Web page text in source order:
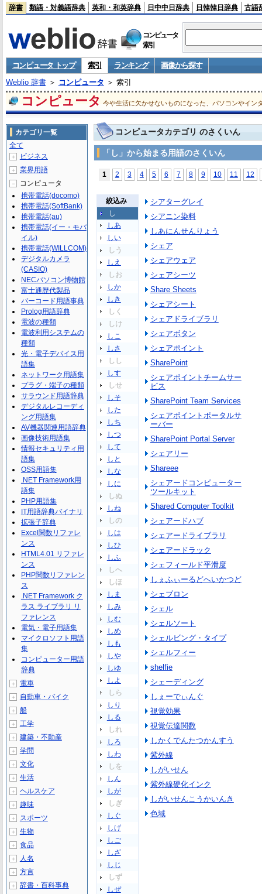
辞書 類語・対義語辞典 英和・和英辞典 日中中日辞典 日韓韓日辞典 古語
コンピュータ
索引
コンピュータ トップ 索引 ランキング
画像から探す
Weblio 辞書＞ コンピュータ ＞ 索引
コンピュータ 今や生活に欠かせないものになった、パソコンやイン
コンピュータカテゴリ のさくいん
「し」から始まる用語のさくいん
1 2 3 4 5 6 7 8 9 10 11 12
絞込み
し
しあ
しい
しう
しえ
しお
しか
しき
しく
しけ
しこ
しさ
しし
しす
しせ
しそ
した
しち
しつ
して
しと
しな
しに
しぬ
しね
しの
しは
しひ
しふ
しへ
しほ
しま
しみ
しむ
しめ
しも
しや
しゆ
しよ
しら
しり
しる
しれ
しろ
しわ
しを
しん
しが
しぎ
しぐ
しげ
しご
しざ
しじ
しず
しぜ
シアターグレイ
シアニン染料
しあにんせんりょう
シェア
シェアウェア
シェアシーツ
Share Sheets
シェアシート
シェアドライブラリ
シェアボタン
シェアポイント
SharePoint
シェアポイントチームサー
ビス
SharePoint Team Services
シェアポイントポータルサ
ーバー
SharePoint Portal Server
シェアリー
Shareee
シェアードコンピューター
ツールキット
Shared Computer Toolkit
シェアードハブ
シェアードライブラリ
シェアードラック
シェフィールド平滑度
しぇふぃーるどへいかつど
シェブロン
シェル
シェルソート
シェルビング・タイプ
シェルフィー
shelfie
シェーディング
しぇーでぃんぐ
視覚効果
視覚伝達関数
しかくでんたつかんすう
紫外線
しがいせん
紫外線硬化インク
しがいせんこうかいんき
色域
カテゴリ一覧
全て
＋ ビジネス
＋ 業界用語
－
コンピュータ
携帯電話(docomo)
携帯電話(SoftBank)
携帯電話(au)
携帯電話(イー・モバ
イル)
携帯電話(WILLCOM)
デジタルカメラ
(CASIO)
NECパソコン博物館
富士通歴代製品
バーコード用語事典
Prolog用語辞典
電波の種類
電波利用システムの
種類
光・電子デバイス用
語集
ネットワーク用語集
プラグ・端子の種類
サラウンド用語辞典
デジタルレコーディ
ング用語集
AV機器関連用語辞典
画像技術用語集
情報セキュリティ用
語集
OSS用語集
.NET Framework用
語集
PHP用語集
IT用語辞典バイナリ
拡張子辞典
Excel関数リファレ
ンス
HTML4.01 リファレ
ンス
PHP関数リファレン
ス
.NET Framework ク
ラス ライブラリ リ
ファレンス
電気・電子用語集
マイクロソフト用語
集
コンピューター用語
辞典
＋ 電車
＋ 自動車・バイク
＋ 船
＋ 工学
＋ 建築・不動産
＋ 学問
＋ 文化
＋ 生活
＋ ヘルスケア
＋ 趣味
＋ スポーツ
＋ 生物
＋ 食品
＋ 人名
＋ 方言
＋ 辞書・百科事典